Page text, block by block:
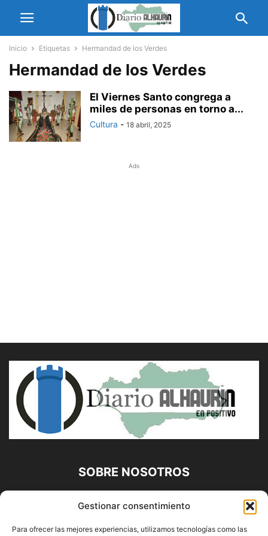
Gestionar consentimiento
Para ofrecer las mejores experiencias, utilizamos tecnologías como las
Inicio Etiquetas Hermandad de los Verdes
Hermandad de los Verdes
El Viernes Santo congrega a
miles de personas en torno a...
Cultura - 18 abril, 2025
Ads
SOBRE NOSOTROS
Diario Alhaurín (www.alhaurindelatorre.com) Propiedad de
Francisco E. López López | 639 95 71 95 | Noticias de
Alhaurín de la Torre, Málaga y Provincia|